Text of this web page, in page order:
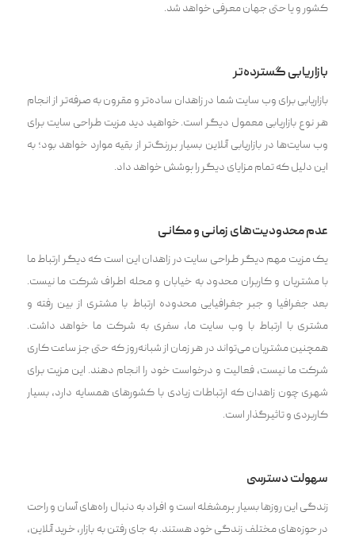
کشور و یا حتی جهان معرفی خواهد شد.
بازاریابی گسترده‌تر
بازاریابی برای وب سایت شما‌ در‌ زاهدان ساده‌تر و مقرون به صرفه‌تر از انجام
هر نوع بازاریابی معمول دیگر است. خواهید دید مزیت طراحی سایت برای
وب سایت‌ها در بازاریابی آنلاین بسیار پررنگ‌تر از بقیه موارد خواهد بود؛ به
این دلیل که تمام مزایای دیگر را پوشش خواهد داد.
عدم محدودیت‌های زمانی و مکانی
یک مزیت مهم دیگر طراحی سایت در زاهدان این است که دیگر ارتباط ما
با مشتریان و کاربران محدود به خیابان و محله اطراف شرکت ما نیست.
بعد جغرافیا و جبر جغرافیایی محدوده ارتباط با مشتری از بین رفته و
مشتری با ارتباط با وب سایت ما، سفری به شرکت ما خواهد داشت.
همچنین مشتریان می‌تواند در هر زمان از شبانه‌روز که حتی جز ساعت کاری
شرکت ما نیست، فعالیت و درخواست خود را انجام دهند. این مزیت برای
شهری چون زاهدان که ارتباطات زیادی با کشورهای همسایه دارد، بسیار
کاربردی و تاثیرگذار است.
سهولت دسترسی
زندگی این روزها بسیار پرمشغله است و افراد به دنبال راه‌های آسان و راحت
در حوزه‌های مختلف زندگی خود هستند. به جای رفتن به بازار، خرید آنلاین،